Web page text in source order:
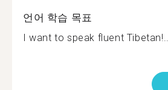
언어 학습 목표
I want to speak fluent